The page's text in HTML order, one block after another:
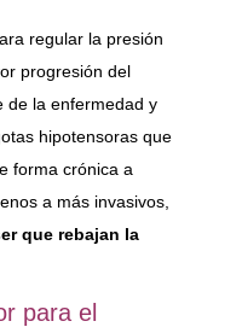
regular la presión
progresión del
de la enfermedad y
hipotensoras que
forma crónica a
a más invasivos,
que rebajan la
para el